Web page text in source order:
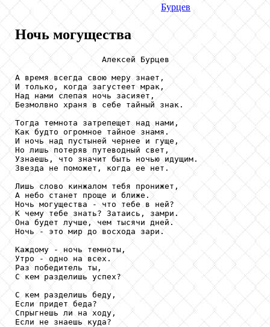
Бурцев
Ночь могущества
                  Алексей Бурцев
А время всегда свою меру знает,
И только, когда загустеет мрак,
Над нами слепая ночь засияет,
Безмолвно храня в себе тайный знак.
Тогда темнота затрепещет над нами,
Как будто огромное тайное знамя.
И ночь над пустыней чернее и гуще,
Но лишь потеряв путеводный свет,
Узнаешь, что значит быть ночью идущим.
Звезда не поможет, когда ее нет.
Лишь слово кинжалом тебя пронижет,
А небо станет проще и ближе.
Ночь могущества - что тебе в ней?
К чему тебе знать? Затаись, замри.
Она будет лучше, чем тысячи дней.
Ночь - это мир до восхода зари.
Каждому - ночь темноты,
Утро - одно на всех.
Раз победитель ты,
С кем разделишь успех?
С кем разделишь беду,
Если придет беда?
Спрыгнешь ли на ходу,
Если не знаешь куда?